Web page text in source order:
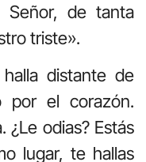
Señor, de tanta
triste».
distante de
por el corazón.
¿Le odias? Estás
lugar, te hallas